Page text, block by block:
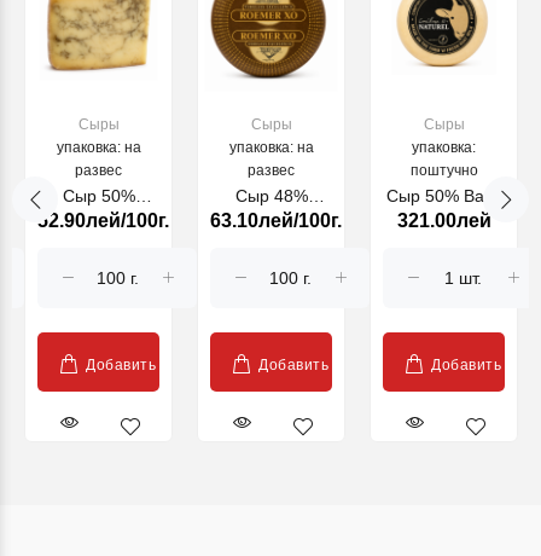
Сыры
упаковка: на
развес
Сыр 50%
коровий
52.90лей/100г.
Добавить
Сыры
упаковка: на
развес
Сыр 48%
Gouda Roemer
63.10лей/100г.
Добавить
Сыры
упаковка:
поштучно
Сыр 50% Baby
Goat Natural
321.00лей
Добавить